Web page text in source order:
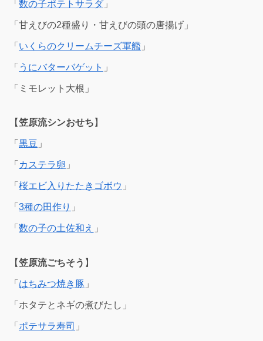
「 数の子ポテトサラダ」
「甘えびの2種盛り・甘えびの頭の唐揚げ」
「 いくらのクリームチーズ軍艦 」
「 うにバターバゲット 」
「ミモレット大根」
【笠原流シンおせち 】
「 黒豆 」
「 カステラ卵 」
「 桜エビ入りたたきゴボウ 」
「 3種の田作り 」
「 数の子の土佐和え 」
【笠原流ごちそう 】
「 はちみつ焼き豚 」
「ホタテとネギの煮びたし」
「 ポテサラ寿司 」